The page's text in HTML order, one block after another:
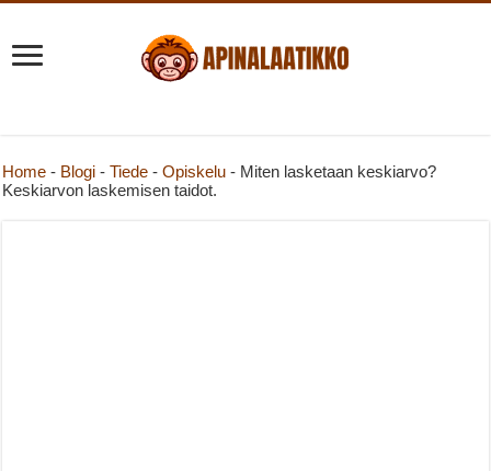
Home - Blogi -Tiede -Opiskelu - Miten lasketaan keskiarvo?
Keskiarvon laskemisen taidot.